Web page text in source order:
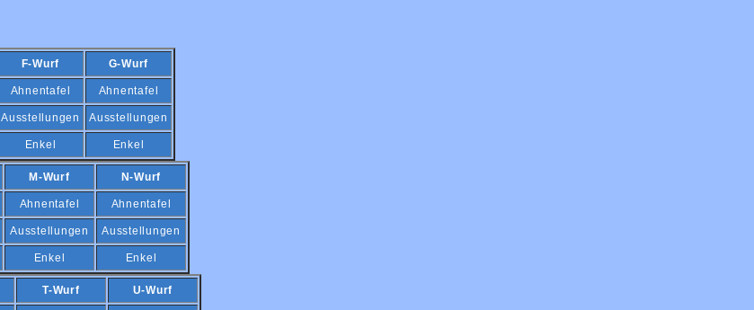
F-Wurf G-Wurf
Ahnentafel Ahnentafel
Ausstellungen Ausstellungen
Enkel Enkel
M-Wurf N-Wurf
Ahnentafel Ahnentafel
Ausstellungen Ausstellungen
Enkel Enkel
T-Wurf U-Wurf